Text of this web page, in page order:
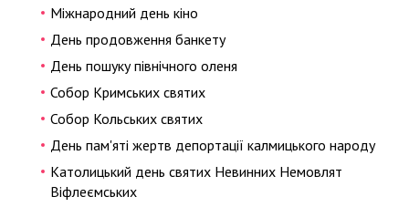
Міжнародний день кіно
День продовження банкету
День пошуку північного оленя
Собор Кримських святих
Собор Кольських святих
День пам'яті жертв депортації калмицького народу
Католицький день святих Невинних Немовлят
Віфлеємських